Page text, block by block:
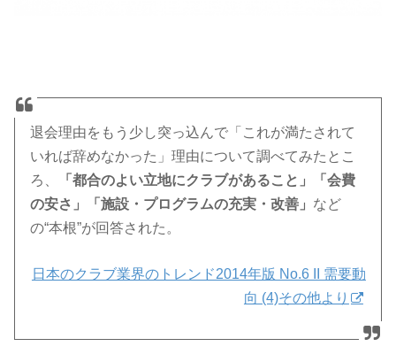
退会理由をもう少し突っ込んで「これが満たされて
いれば辞めなかった」理由について調べてみたとこ
ろ、
「都合のよい立地にクラブがあること」「会費
の安さ」「施設・プログラムの充実・改善」 など
の“本根”が回答された。
日本のクラブ業界のトレンド2014年版 No.6 II 需要動
向 (4)その他より